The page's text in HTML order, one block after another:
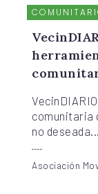
comunitaria
no deseada...
Asociación